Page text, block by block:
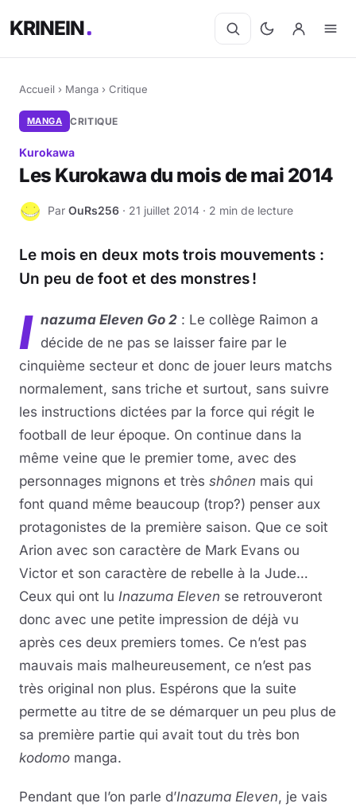
KRINEIN
Accueil › Manga › Critique
MANGA CRITIQUE
Kurokawa
Les Kurokawa du mois de mai 2014
O Par OuRs256 · 21 juillet 2014 · 2 min de lecture
Le mois en deux mots trois mouvements :
Un peu de foot et des monstres !
I nazuma Eleven Go 2 : Le collège Raimon a
décide de ne pas se laisser faire par le
cinquième secteur et donc de jouer leurs matchs
normalement, sans triche et surtout, sans suivre
les instructions dictées par la force qui régit le
football de leur époque. On continue dans la
même veine que le premier tome, avec des
personnages mignons et très shônen mais qui
font quand même beaucoup (trop?) penser aux
protagonistes de la première saison. Que ce soit
Arion avec son caractère de Mark Evans ou
Victor et son caractère de rebelle à la Jude…
Ceux qui ont lu Inazuma Eleven se retrouveront
donc avec une petite impression de déjà vu
après ces deux premiers tomes. Ce n’est pas
mauvais mais malheureusement, ce n’est pas
très original non plus. Espérons que la suite
permette au titre de se démarquer un peu plus de
sa première partie qui avait tout du très bon
kodomo manga.
Pendant que l’on parle d’Inazuma Eleven, je vais